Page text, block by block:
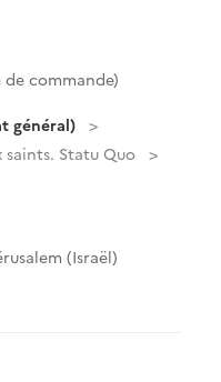
de commande)
général)
saints. Statu Quo
(Israël)